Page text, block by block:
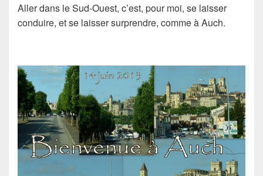
Aller dans le Sud-Ouest, c’est, pour moi, se laisser
conduire, et se laisser surprendre, comme à Auch.